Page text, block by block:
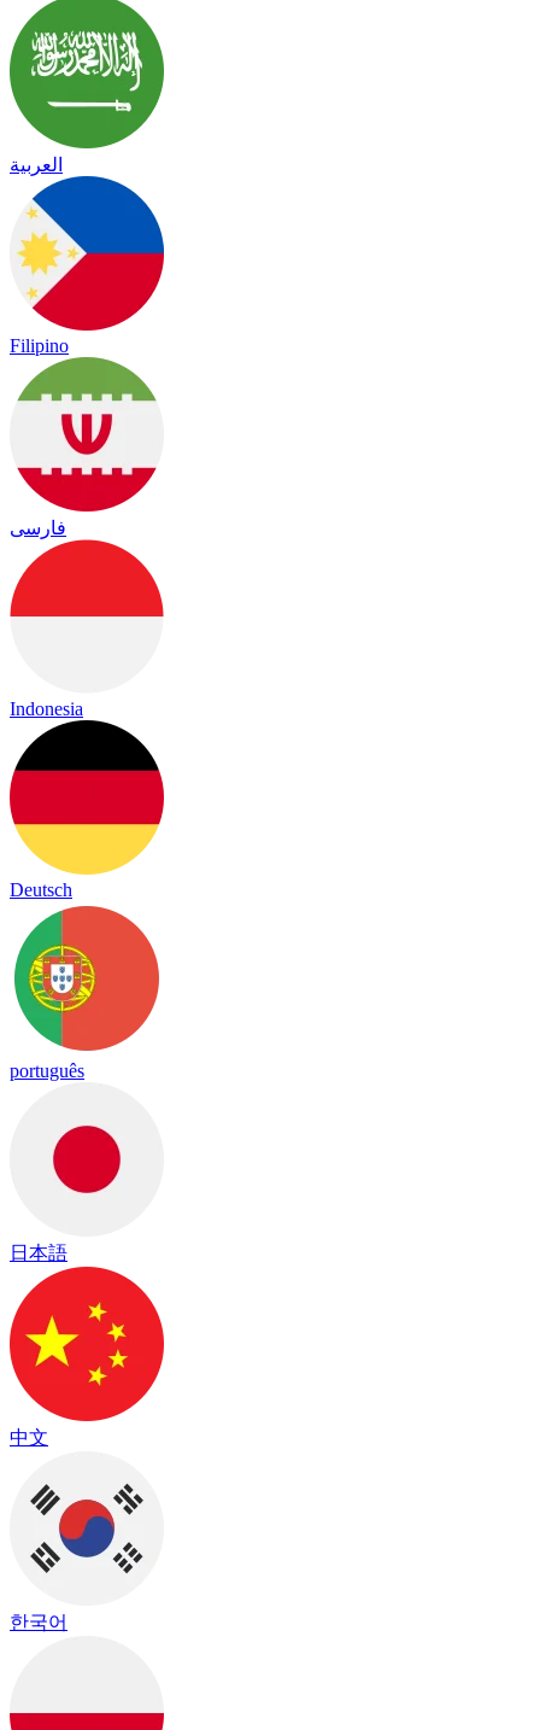
العربية
Filipino
فارسی
Indonesia
Deutsch
português
日本語
中文
한국어